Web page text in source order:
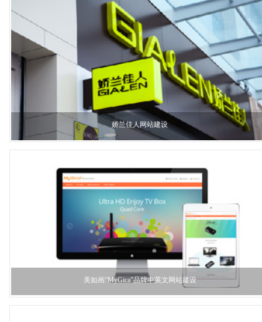
娇兰佳人网站建设
美如画“MyGica”品牌中英文网站建设